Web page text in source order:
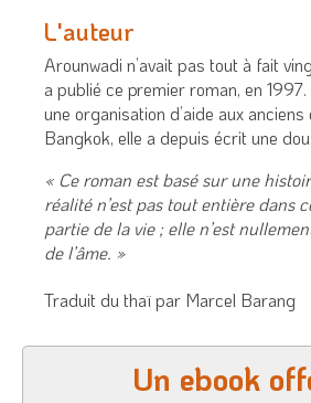
L'auteur
Arounwadi n’avait pas tout à fait
a publié ce premier roman, en
une organisation d’aide aux
Bangkok, elle a depuis écrit une
« Ce roman est basé sur une
réalité n’est pas tout entière dans
partie de la vie ; elle n’est
de l’âme. »
Traduit du thaï par Marcel Barang
Un ebook